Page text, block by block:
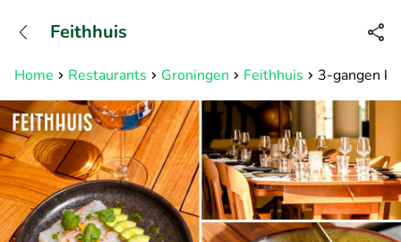
Erreichbar bis 23:00 Uhr
Home Restaurants Groningen Feithhuis 3-gangen
Feithhuis